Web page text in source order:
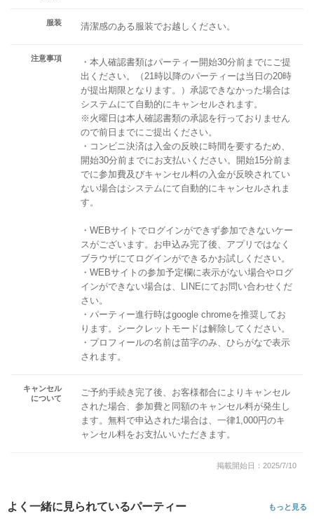
服装 清潔感のある服装でお越しください。
注意事項
・本人確認書類はパーティー開始30分前までにご提
出ください。（21時以降のパーティーは当日の20時
が提出期限となります。）承認できなかった場合は
システムにて自動的にキャンセルされます。
※火曜日は本人確認書類の承認を行っておりません
ので前日までにご提出ください。
・コンビニ決済は入金の反映に時間を要するため、
開始30分前までにお支払いください。開始15分前ま
でに参加費及びキャンセル料の入金が反映されてい
ない場合はシステムにて自動的にキャンセルされま
す。
・WEBサイトでログインができず参加できないケー
スがございます。お申込み完了後、アプリではなく
ブラウザにてログインができるかお試しください。
・WEBサイトの参加予定欄に表示がない場合やログ
インができない場合は、LINEにてお問い合わせくだ
さい。
・パーティー進行時はgoogle chromeを推奨してお
ります。シークレットモードは解除してください。
・プロフィールの名前は苗字のみ、ひらがなで表示
されます。
キャンセル
について
ご予約手続き完了後、お客様都合によりキャンセル
された場合、参加費と同額のキャンセル料が発生し
ます。無料で申込された場合は、一律1,000円のキ
ャンセル料をお支払いいただきます。
掲載開始日：2025/7/10
よく一緒に見られているパーティー もっと見る